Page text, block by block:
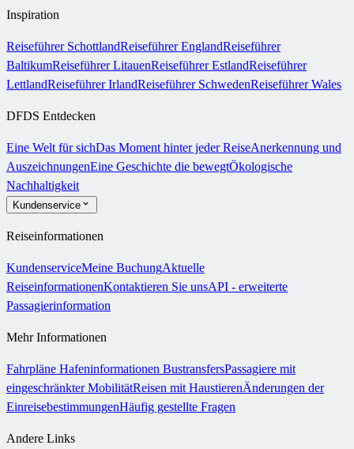
Inspiration
Reiseführer SchottlandReiseführer EnglandReiseführer
BaltikumReiseführer LitauenReiseführer EstlandReiseführer
LettlandReiseführer IrlandReiseführer SchwedenReiseführer Wales
DFDS Entdecken
Eine Welt für sichDas Moment hinter jeder ReiseAnerkennung und
AuszeichnungenEine Geschichte die bewegtÖkologische
Nachhaltigkeit
Kundenservice
Reiseinformationen
KundenserviceMeine BuchungAktuelle
ReiseinformationenKontaktieren Sie unsAPI - erweiterte
Passagierinformation
Mehr Informationen
Fahrpläne Hafeninformationen BustransfersPassagiere mit
eingeschränkter MobilitätReisen mit HaustierenÄnderungen der
EinreisebestimmungenHäufig gestellte Fragen
Andere Links